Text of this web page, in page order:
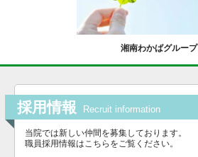
湘南わかばグループ
採用情報 Recruit information
当院では新しい仲間を募集しております。
職員採用情報はこちらをご覧ください。